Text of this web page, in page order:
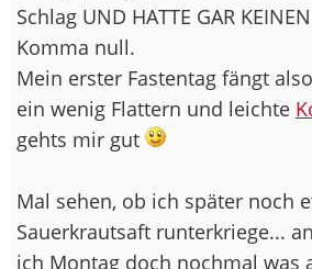
Schlag UND HATTE GAR
Komma null.
Mein erster Fastentag fängt
ein wenig Flattern und leichte
gehts mir gut
Mal sehen, ob ich später noch
Sauerkrautsaft runterkriege...
ich Montag doch nochmal was